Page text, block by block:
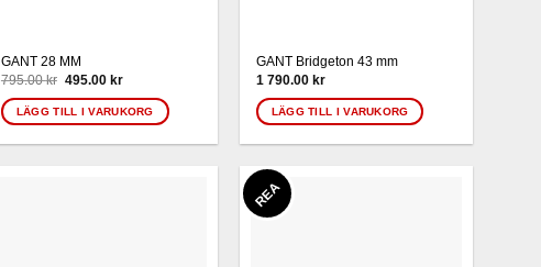
GANT 28 MM
795.00kr Det
priset
var:
495.00 krDet
priset
är:
LÄGG TILL I VARUKORG
GANT Bridgeton 43 mm
1 790.00 kr
LÄGG TILL I VARUKORG
REA